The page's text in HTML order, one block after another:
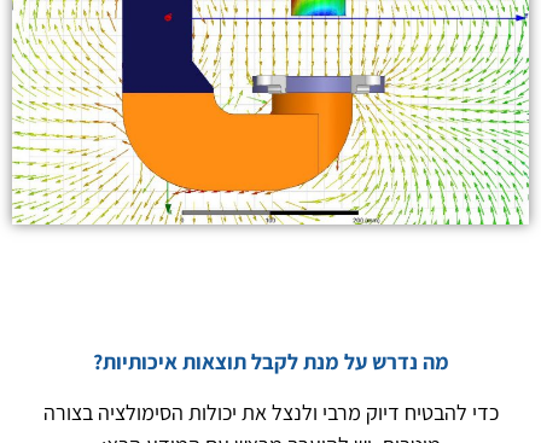
מה נדרש על מנת לקבל תוצאות איכותיות?
כדי להבטיח דיוק מרבי ולנצל את יכולות הסימולציה בצורה